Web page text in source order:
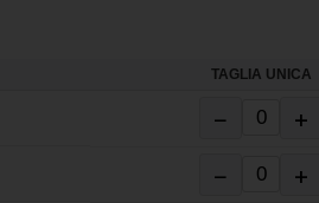
TAGLIA UNICA
− +
− +